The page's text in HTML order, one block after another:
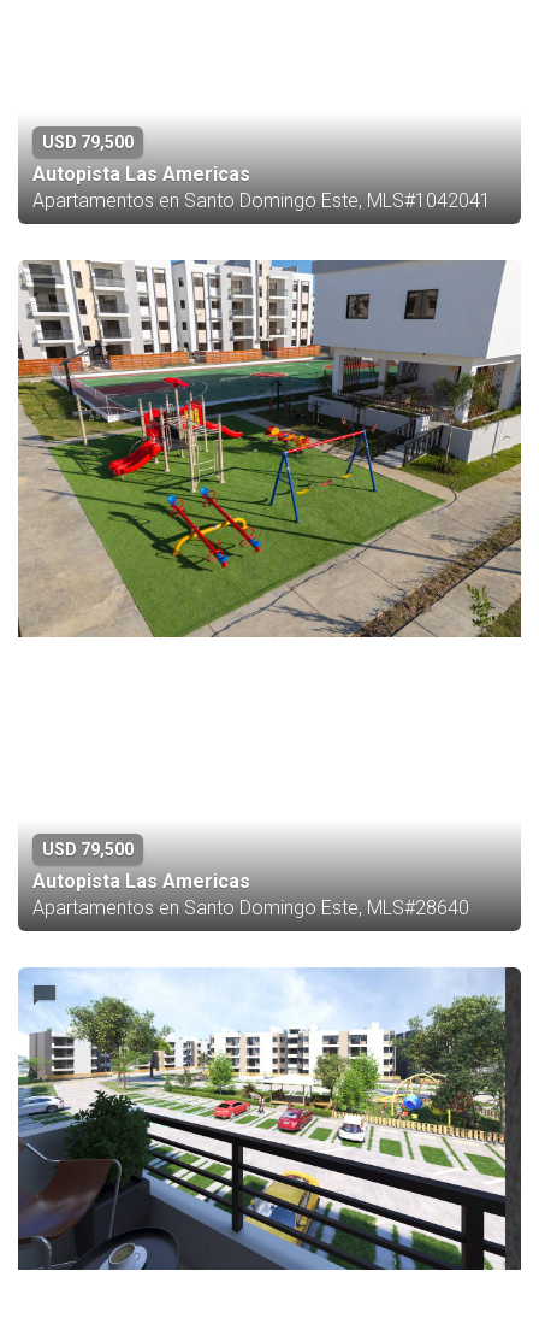
USD 79,500
Autopista Las Americas
Apartamentos en Santo Domingo Este, MLS#1042041
USD 79,500
Autopista Las Americas
Apartamentos en Santo Domingo Este, MLS#28640